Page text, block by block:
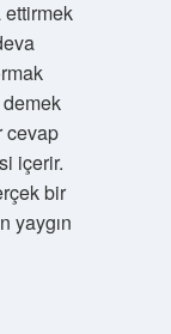
ettirmek
cevap
içerir.
bir
yaygın